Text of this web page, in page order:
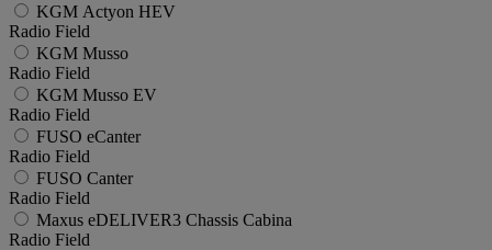
KGM Actyon HEV
Radio Field
KGM Musso
Radio Field
KGM Musso EV
Radio Field
FUSO eCanter
Radio Field
FUSO Canter
Radio Field
Maxus eDELIVER3 Chassis Cabina
Radio Field